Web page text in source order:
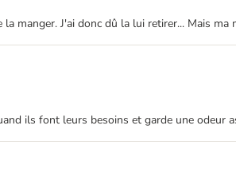
manger. J'ai donc dû la lui retirer... Mais
ils font leurs besoins et garde une odeur